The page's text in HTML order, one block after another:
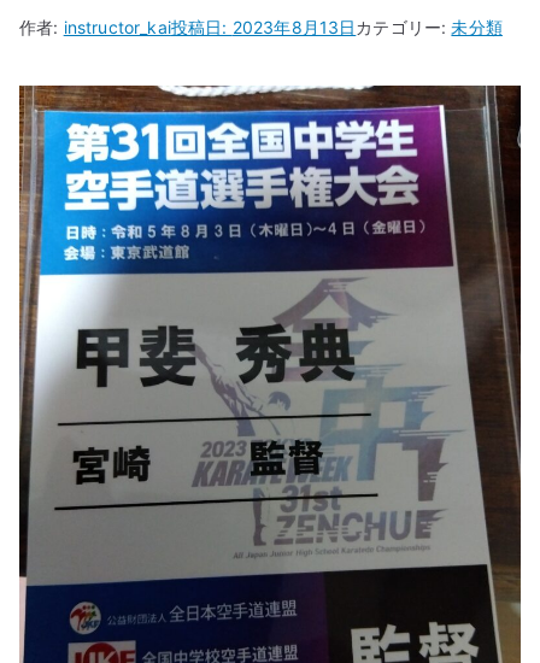
作者: instructor_kai投稿日: 2023年8月13日カテゴリー:未分類